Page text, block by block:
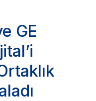
GE